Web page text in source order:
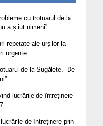
cu trotuarul de la
a știut nimeni”
repetate ale urșilor la
urgente
de la Sugălete. ”De
lucrările de întreținere
de întreținere prin